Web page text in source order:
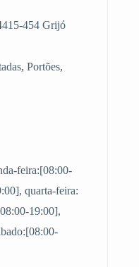
454 Grijó
Portões,
feira:[08:00-
quarta-feira:
19:00],